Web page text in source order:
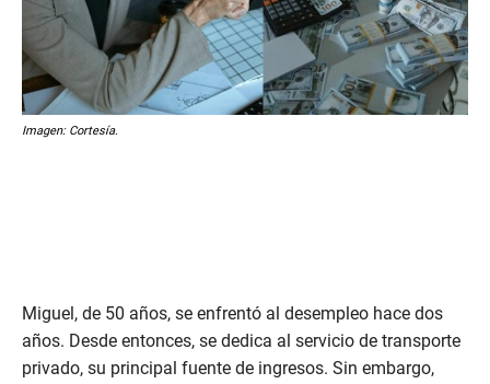
Imagen: Cortesía.
Miguel, de 50 años, se enfrentó al desempleo hace dos
años. Desde entonces, se dedica al servicio de transporte
privado, su principal fuente de ingresos. Sin embargo,